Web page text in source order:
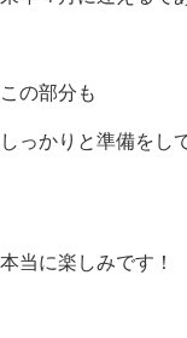
この部分も
しっかりと準備をし
本当に楽しみです！